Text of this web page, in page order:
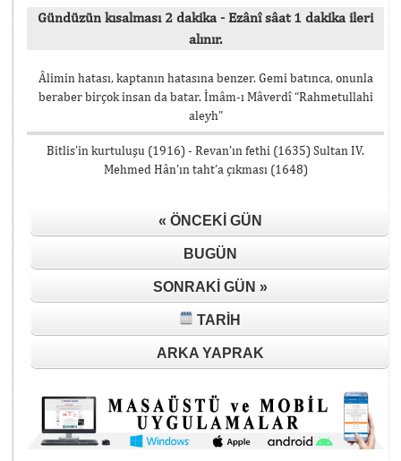
Gündüzün kısalması 2 dakika - Ezânî sâat 1 dakika ileri
alınır.
Âlimin hatası, kaptanın hatasına benzer. Gemi batınca, onunla
beraber birçok insan da batar. İmâm-ı Mâverdî “Rahmetullahi
aleyh”
Bitlis’in kurtuluşu (1916) - Revan’ın fethi (1635) Sultan IV.
Mehmed Hân’ın taht’a çıkması (1648)
« ÖNCEKI GÜN
BUGÜN
SONRAKI GÜN »
TARIH
ARKA YAPRAK